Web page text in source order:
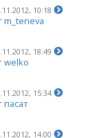
10:18
m_teneva
18:49
welko
15:34
пасат
14:00